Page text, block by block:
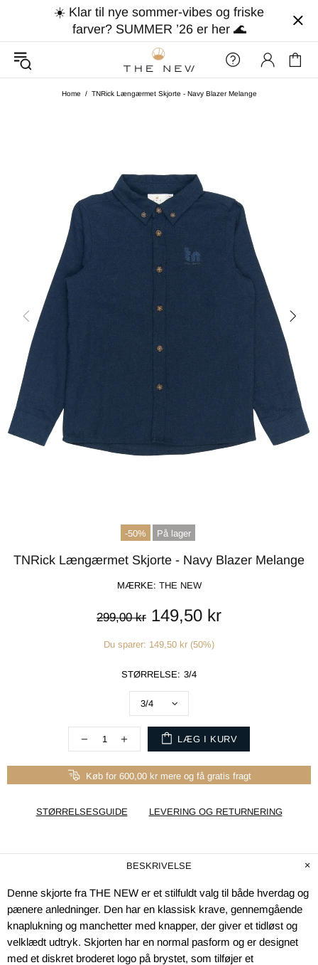
☀️ Klar til nye sommer-vibes og friske
farver? SUMMER ’26 er her 🌊
Home TNRick Længærmet Skjorte - Navy Blazer Melange
-50% På lager
TNRick Længærmet Skjorte - Navy Blazer Melange
MÆRKE: THE NEW
299,00 kr 149,50 kr
Du sparer: 149,50 kr (50%)
STØRRELSE: 3/4
LÆG I KURV
Køb for 600,00 kr mere og få gratis fragt
STØRRELSESGUIDE LEVERING OG RETURNERING
BESKRIVELSE
Denne skjorte fra THE NEW er et stilfuldt valg til både hverdag og
pænere anledninger. Den har en klassisk krave, gennemgående
knaplukning og manchetter med knapper, der giver et tidløst og
velklædt udtryk. Skjorten har en normal pasform og er designet
med et diskret broderet logo på brystet, som tilføjer et